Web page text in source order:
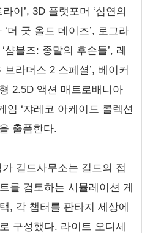
이’, 3D 플랫포머 ‘심연의
더 굿 올드 데이즈’, 로그라
블즈: 종말의 후손들’, 레
라더스 2 스페셜’, 베이커
2.5D 액션 매트로배니아
임 ‘쟈레코 아케이드 콜렉션
출품한다.
길드사무소는 길드의 접
를 검토하는 시뮬레이션 게
, 각 챕터를 판타지 세상에
구성했다. 라이트 오디세